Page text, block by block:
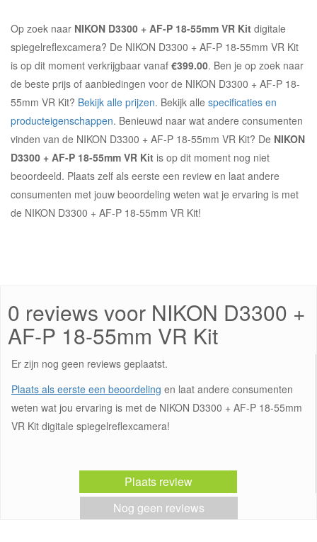
Op zoek naar NIKON D3300 + AF-P 18-55mm VR Kit digitale
spiegelreflexcamera? De NIKON D3300 + AF-P 18-55mm VR Kit
is op dit moment verkrijgbaar vanaf €399.00. Ben je op zoek naar
de beste prijs of aanbiedingen voor de NIKON D3300 + AF-P 18-
55mm VR Kit? Bekijk alle prijzen. Bekijk alle specificaties en
producteigenschappen. Benieuwd naar wat andere consumenten
vinden van de NIKON D3300 + AF-P 18-55mm VR Kit? De NIKON
D3300 + AF-P 18-55mm VR Kit is op dit moment nog niet
beoordeeld. Plaats zelf als eerste een review en laat andere
consumenten met jouw beoordeling weten wat je ervaring is met
de NIKON D3300 + AF-P 18-55mm VR Kit!
0 reviews voor NIKON D3300 +
AF-P 18-55mm VR Kit
Er zijn nog geen reviews geplaatst.
Plaats als eerste een beoordeling en laat andere consumenten
weten wat jou ervaring is met de NIKON D3300 + AF-P 18-55mm
VR Kit digitale spiegelreflexcamera!
Plaats review
Nog geen reviews